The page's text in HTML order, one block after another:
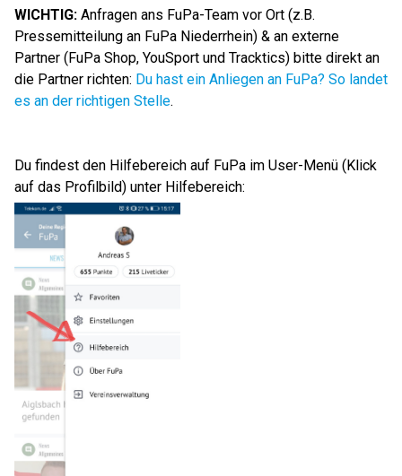
WICHTIG: Anfragen ans FuPa-Team vor Ort (z.B.
Pressemitteilung an FuPa Niederrhein) & an externe
Partner (FuPa Shop, YouSport und Tracktics) bitte direkt an
die Partner richten: Du hast ein Anliegen an FuPa? So landet
es an der richtigen Stelle.
Du findest den Hilfebereich auf FuPa im User-Menü (Klick
auf das Profilbild) unter Hilfebereich: